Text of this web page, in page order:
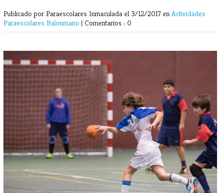
Publicado por Paraescolares Inmaculada el 3/12/2017 en Actividades
Paraescolares Balonmano | Comentarios : 0